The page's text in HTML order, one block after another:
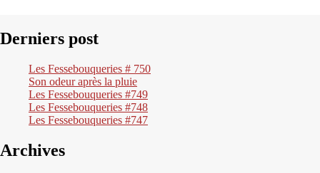
Derniers post
Les Fessebouqueries # 750
Son odeur après la pluie
Les Fessebouqueries #749
Les Fessebouqueries #748
Les Fessebouqueries #747
Archives